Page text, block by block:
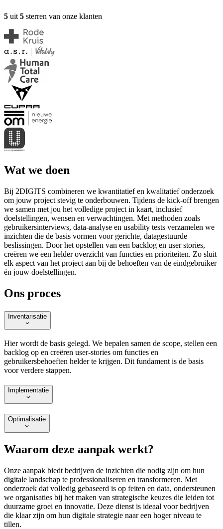
5 uit 5 sterren van onze klanten
Wat we doen
Bij 2DIGITS combineren we kwantitatief en kwalitatief onderzoek
om jouw project stevig te onderbouwen. Tijdens de kick-off brengen
we samen met jou het volledige project in kaart, inclusief
doelstellingen, wensen en verwachtingen. Met methoden zoals
gebruikersinterviews, data-analyse en usability tests verzamelen we
inzichten die de basis vormen voor gerichte, datagestuurde
beslissingen. Door het opstellen van een backlog en user stories,
creëren we een helder overzicht van functies en prioriteiten. Zo sluit
elk aspect van het project aan bij de behoeften van de eindgebruiker
én jouw doelstellingen.
Ons proces
Inventarisatie
Hier wordt de basis gelegd. We bepalen samen de scope, stellen een
backlog op en creëren user-stories om functies en
gebruikersbehoeften helder te krijgen. Dit fundament is de basis
voor verdere stappen.
Implementatie
Optimalisatie
Waarom deze aanpak werkt?
Onze aanpak biedt bedrijven de inzichten die nodig zijn om hun
digitale landschap te professionaliseren en transformeren. Met
onderzoek dat volledig gebaseerd is op feiten en data, ondersteunen
we organisaties bij het maken van strategische keuzes die leiden tot
duurzame groei en innovatie. Deze dienst is ideaal voor bedrijven
die klaar zijn om hun digitale strategie naar een hoger niveau te
tillen.